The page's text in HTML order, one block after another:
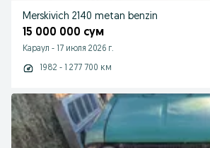
Merskivich 2140 metan benzin
15 000 000 сум
Караул - 17 июля 2026 г.
1982 - 1 277 700 км